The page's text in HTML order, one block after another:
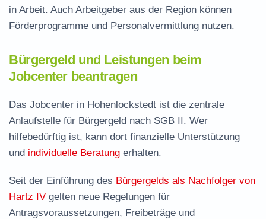
in Arbeit. Auch Arbeitgeber aus der Region können
Förderprogramme und Personalvermittlung nutzen.
Bürgergeld und Leistungen beim
Jobcenter beantragen
Das Jobcenter in Hohenlockstedt ist die zentrale
Anlaufstelle für Bürgergeld nach SGB II. Wer
hilfebedürftig ist, kann dort finanzielle Unterstützung
und individuelle Beratung erhalten.
Seit der Einführung des Bürgergelds als Nachfolger von
Hartz IV gelten neue Regelungen für
Antragsvoraussetzungen, Freibeträge und